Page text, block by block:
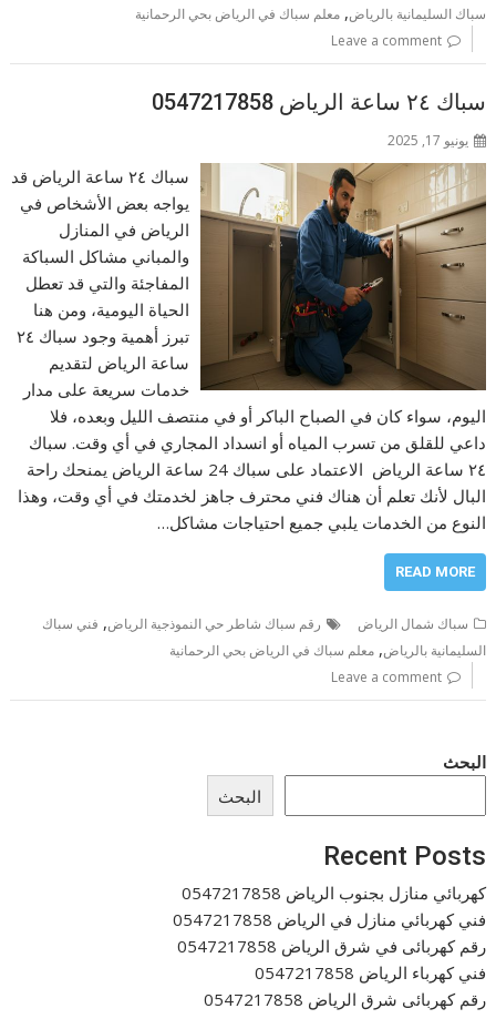
سباك السليمانية بالرياض,معلم سباك في الرياض بحي الرحمانية
Leave a comment
سباك ٢٤ ساعة الرياض 0547217858
يونيو 17, 2025
سباك ٢٤ ساعة الرياض قد
يواجه بعض الأشخاص في
الرياض في المنازل
والمباني مشاكل السباكة
المفاجئة والتي قد تعطل
الحياة اليومية، ومن هنا
تبرز أهمية وجود سباك ٢٤
ساعة الرياض لتقديم
خدمات سريعة على مدار
اليوم، سواء كان في الصباح الباكر أو في منتصف الليل وبعده، فلا
داعي للقلق من تسرب المياه أو انسداد المجاري في أي وقت. سباك
٢٤ ساعة الرياض الاعتماد على سباك 24 ساعة الرياض يمنحك راحة
البال لأنك تعلم أن هناك فني محترف جاهز لخدمتك في أي وقت، وهذا
النوع من الخدمات يلبي جميع احتياجات مشاكل…
READ MORE
سباك شمال الرياض رقم سباك شاطر حي النموذجية الرياض, فني سباك
السليمانية بالرياض,معلم سباك في الرياض بحي الرحمانية
Leave a comment
البحث
البحث
Recent Posts
كهربائي منازل بجنوب الرياض 0547217858
فني كهربائي منازل في الرياض 0547217858
رقم كهربائى في شرق الرياض 0547217858
فني كهرباء الرياض 0547217858
رقم كهربائى شرق الرياض 0547217858